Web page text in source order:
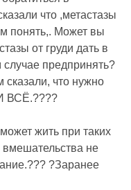
что ,метастазы
понять,. Может вы
от груди дать в
предпринять?
сказали, что нужно
ВСЁ.????
жить при таких
вмешательства не
?Заранее